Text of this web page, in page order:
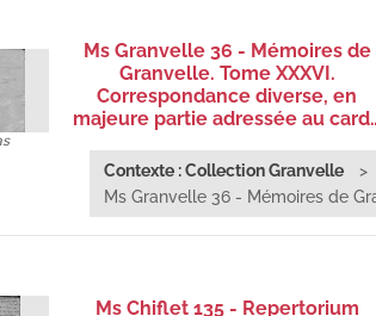
Ms Granvelle 36 - Mémoires de
Granvelle. Tome XXXVI.
Correspondance diverse, en
majeure partie adressée au
Contexte : Collection Granvelle
Ms Granvelle 36 - Mémoires de
Ms Chiflet 135 - Repertorium